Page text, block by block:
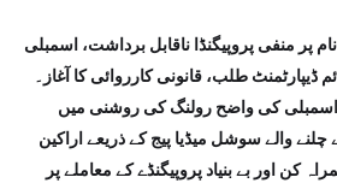
پر منفی پروپیگنڈا ناقابل برداشت، اسمبلی
ڈیپارٹمنٹ طلب، قانونی کارروائی کا آغاز۔
اسمبلی کی واضح رولنگ کی روشنی میں
والے سوشل میڈیا پیج کے ذریعے اراکین
کن اور بے بنیاد پروپیگنڈے کے معاملے پر